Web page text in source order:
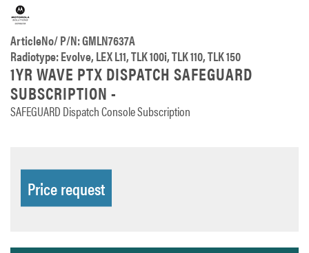
ArticleNo/ P/N: GMLN7637A
Radiotype: Evolve, LEX L11, TLK 100i, TLK 110, TLK 150
1YR WAVE PTX DISPATCH SAFEGUARD
SUBSCRIPTION -
SAFEGUARD Dispatch Console Subscription
Price request